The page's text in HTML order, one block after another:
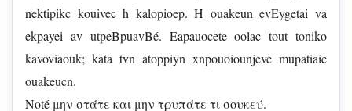
nektipikc kouivec h kalopioep. H ouakeun evEygetai va
ekpayei av utpeBpuavBé. Eapauocete oolac tout toniko
kavoviaouk; kata tvn atoppiyn xnpouoiounjevc mupatiaic
ouakeucn.
Noté μην στάτε και μην τρυπάτε τι σουκεύ.